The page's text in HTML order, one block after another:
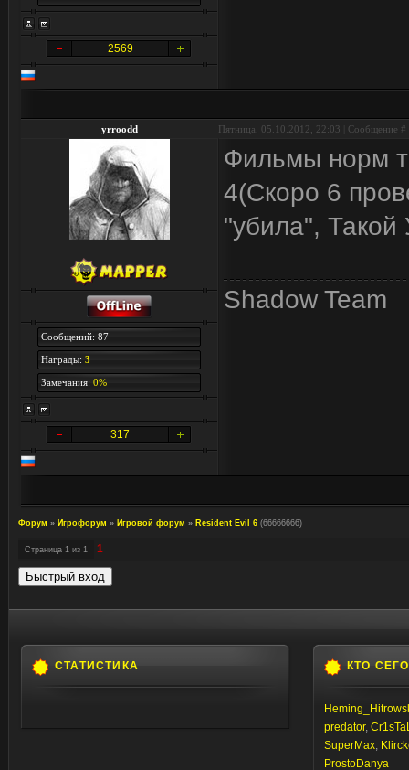
2569
yrroodd Пятница, 05.10.2012, 22:03 | Сообщение #
Сообщений: 87
Награды: 3
Замечания: 0%
317
Фильмы норм
4(Скоро 6
"убила", Такой
Shadow Team
Форум » Игрофорум » Игровой форум » Resident Evil 6 (66666666)
Страница 1 из 1 1
СТАТИСТИКА КТО
predator,
SuperMax,
ProstoDanya